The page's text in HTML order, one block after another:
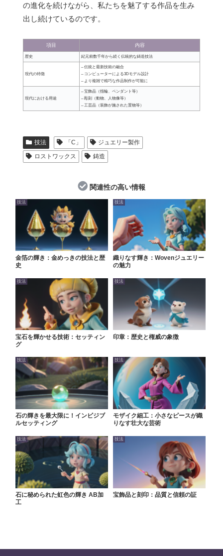
の進化を続けながら、私たちを魅了する作品を生み
出し続けているのです。
項目 内容
歴史 紀元前数千年から続く伝統的な鋳造技法
現代の特徴
– 伝統と最新技術の融合
– コンピューターによる3Dモデル設計
– より複雑で精巧な作品制作が可能に
現代における用途
– 宝飾品（指輪、ペンダント等）
– 彫刻（動物、人物像等）
– 工芸品（装飾が施された置物等）
技法 「C」
ジュエリー製作
ロストワックス
鋳造
関連性の高い情報
技法
金箔の輝き：金めっきの技法と歴
史
技法
織りなす輝き：Wovenジュエリー
の魅力
技法
宝石を輝かせる技術：セッティン
グ
技法
印章：歴史と権威の象徴
技法
石の輝きを最大限に！インビジブ
ルセッティング
技法
モザイク細工：小さなピースが織
りなす壮大な芸術
技法
石に秘められた虹色の輝き AB加
工
技法
宝飾品と刻印：品質と信頼の証